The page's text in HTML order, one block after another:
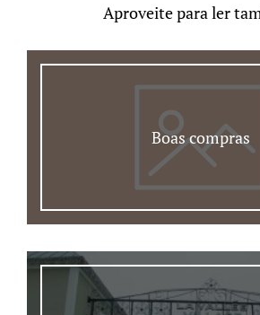
Aproveite para ler
Boas compras